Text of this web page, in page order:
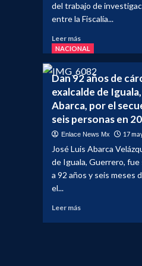
PAÍS
del trabajo de
entre la Fiscalía...
Leer másLeer
más
UNA
MUJER
ORIGINARIA
DE
DE
ALLENDE
REPORTADA
LOCALIZADA
NACIONAL
Dan 92 años de
exalcalde de
Abarca, por el
seis personas en
Enlace News Mx 17
José Luis Abarca
de Iguala, Guerrero,
a 92 años y seis meses
el...
Leer másLeer